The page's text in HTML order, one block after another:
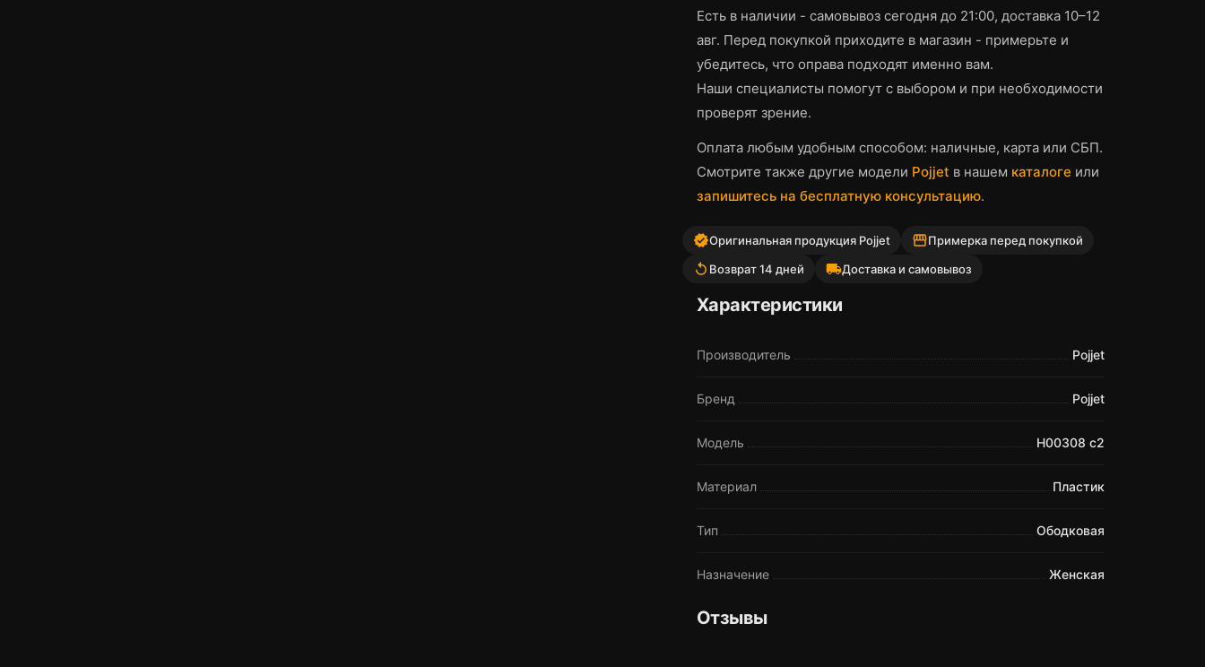
Есть в наличии - самовывоз сегодня до 21:00, доставка 10–12
авг. Перед покупкой приходите в магазин - примерьте и
убедитесь, что оправаподходят именно вам.
Наши специалисты помогут с выбором и при необходимости
проверят зрение.
Оплата любым удобным способом: наличные, карта или СБП.
Смотрите также другие модели Pojjet в нашем каталоге или
запишитесь на бесплатную консультацию.
verifiedОригинальная продукция Pojjet storefrontПримерка перед покупкой
replay Возврат 14 дней local_shippingДоставка и самовывоз
Характеристики
Производитель Pojjet
Бренд Pojjet
Модель H00308 c2
Материал Пластик
Тип Ободковая
Назначение Женская
Отзывы